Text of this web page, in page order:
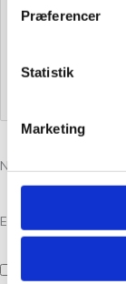
Præferencer
Statistik
Marketing
Navn
E-mail
Gem mit navn,